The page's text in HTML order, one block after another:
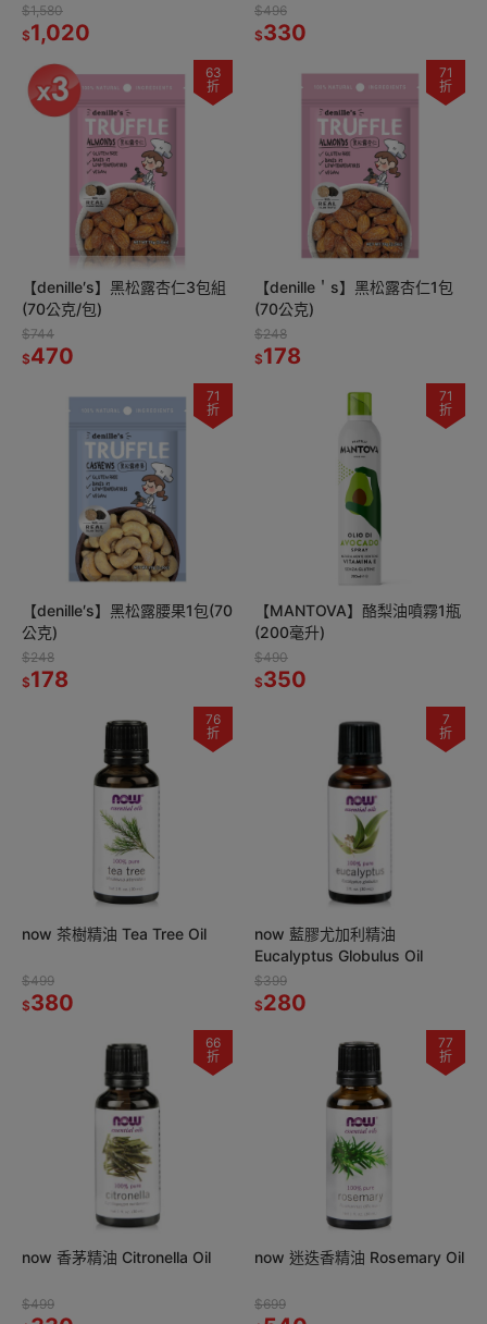
$1,580
$1,020
$496
$330
63
折
【denille′s】黑松露杏仁3包組
(70公克/包)
$744
$470
71
折
【denille＇s】黑松露杏仁1包
(70公克)
$248
$178
71
折
【denille′s】黑松露腰果1包(70
公克)
$248
$178
71
折
【MANTOVA】酪梨油噴霧1瓶
(200毫升)
$490
$350
76
折
now 茶樹精油 Tea Tree Oil
$499
$380
7
折
now 藍膠尤加利精油
Eucalyptus Globulus Oil
$399
$280
66
折
now 香茅精油 Citronella Oil
$499
77
折
now 迷迭香精油 Rosemary Oil
$699